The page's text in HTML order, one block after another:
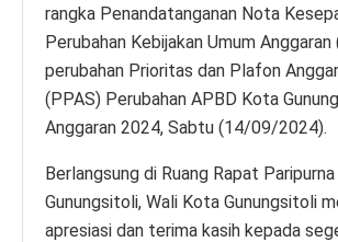
rangka Penandatanganan Nota
Perubahan Kebijakan Umum
perubahan Prioritas dan Plafon
(PPAS) Perubahan APBD Kota
Anggaran 2024, Sabtu (14/09/2024).
Berlangsung di Ruang Rapat
Gunungsitoli, Wali Kota Gunungsitoli
apresiasi dan terima kasih kepada